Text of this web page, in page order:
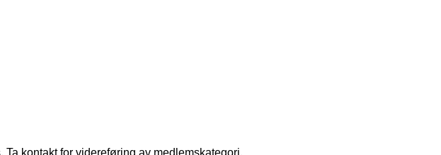
kontakt for videreføring av medlemskategori.